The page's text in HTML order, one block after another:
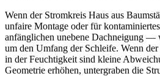
Wenn der Stromkreis Haus aus
unfaire Montage oder für
anfänglichen unebene Dachneigung —
um den Umfang der Schleife. Wenn
in der Feuchtigkeit sind kleine
Geometrie erhöhen, untergraben die